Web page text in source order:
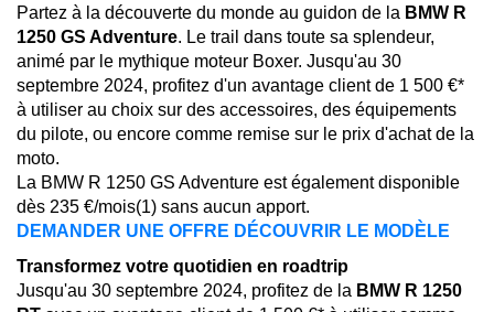
Partez à la découverte du monde au guidon de la BMW R
1250 GS Adventure. Le trail dans toute sa splendeur,
animé par le mythique moteur Boxer. Jusqu'au 30
septembre 2024, profitez d'un avantage client de 1 500 €*
à utiliser au choix sur des accessoires, des équipements
du pilote, ou encore comme remise sur le prix d'achat de la
moto.
La BMW R 1250 GS Adventure est également disponible
dès 235 €/mois(1) sans aucun apport.
DEMANDER UNE OFFRE DÉCOUVRIR LE MODÈLE
Transformez votre quotidien en roadtrip
Jusqu'au 30 septembre 2024, profitez de la BMW R 1250